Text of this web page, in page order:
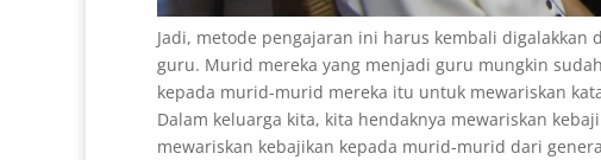
Jadi, metode pengajaran ini harus kembali
guru. Murid mereka yang menjadi guru mungkin
kepada murid-murid mereka itu untuk mewariskan
Dalam keluarga kita, kita hendaknya mewariskan
mewariskan kebajikan kepada murid-murid dari